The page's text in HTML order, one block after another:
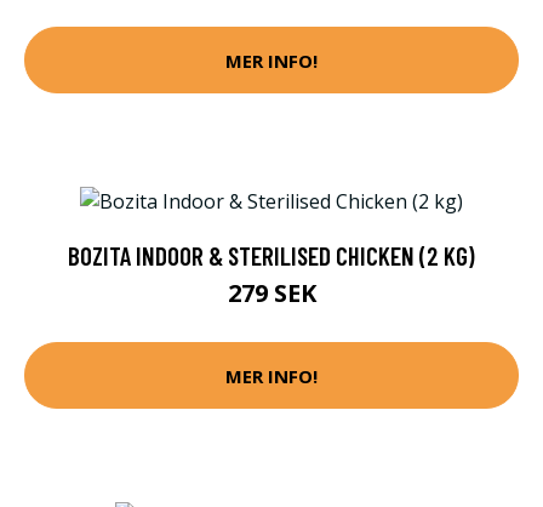
MER INFO!
BOZITA INDOOR & STERILISED CHICKEN (2 KG)
279 SEK
MER INFO!